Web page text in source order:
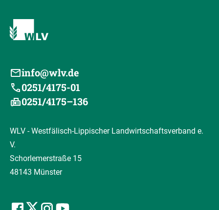
info@wlv.de
0251/4175-01
0251/4175–136
WLV - Westfälisch-Lippischer Landwirtschaftsverband e.
V.
Schorlemerstraße 15
48143 Münster